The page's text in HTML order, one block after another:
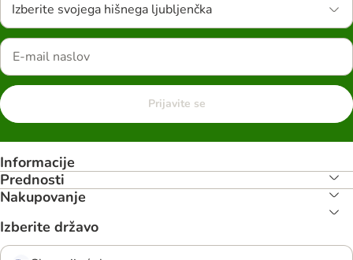
Izberite svojega hišnega ljubljenčka
Prijavite se
Informacije
Prednosti
Nakupovanje
Izberite državo